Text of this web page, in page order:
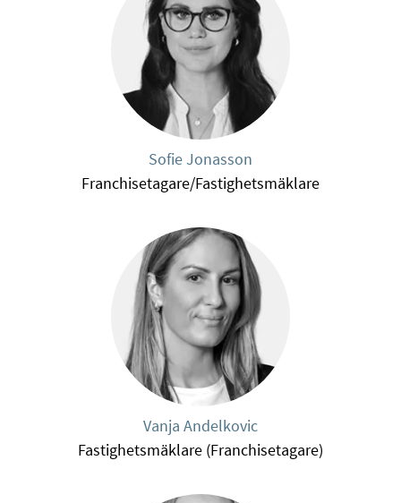
Sofie Jonasson
Franchisetagare/Fastighetsmäklare
Vanja Andelkovic
Fastighetsmäklare (Franchisetagare)